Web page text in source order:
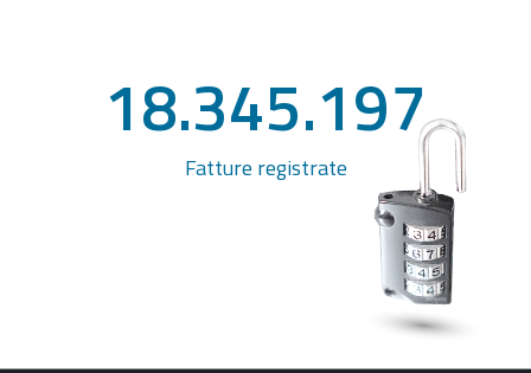
18.345.197
Fatture registrate